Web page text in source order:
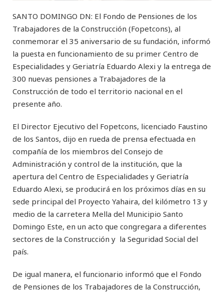
SANTO DOMINGO DN: El Fondo de Pensiones de los
Trabajadores de la Construcción (Fopetcons), al
conmemorar el 35 aniversario de su fundación, informó
la puesta en funcionamiento de su primer Centro de
Especialidades y Geriatría Eduardo Alexi y la entrega de
300 nuevas pensiones a Trabajadores de la
Construcción de todo el territorio nacional en el
presente año.
El Director Ejecutivo del Fopetcons, licenciado Faustino
de los Santos, dijo en rueda de prensa efectuada en
compañía de los miembros del Consejo de
Administración y control de la institución, que la
apertura del Centro de Especialidades y Geriatría
Eduardo Alexi, se producirá en los próximos días en su
sede principal del Proyecto Yahaira, del kilómetro 13 y
medio de la carretera Mella del Municipio Santo
Domingo Este, en un acto que congregara a diferentes
sectores de la Construcción y la Seguridad Social del
país.
De igual manera, el funcionario informó que el Fondo
de Pensiones de los Trabajadores de la Construcción,